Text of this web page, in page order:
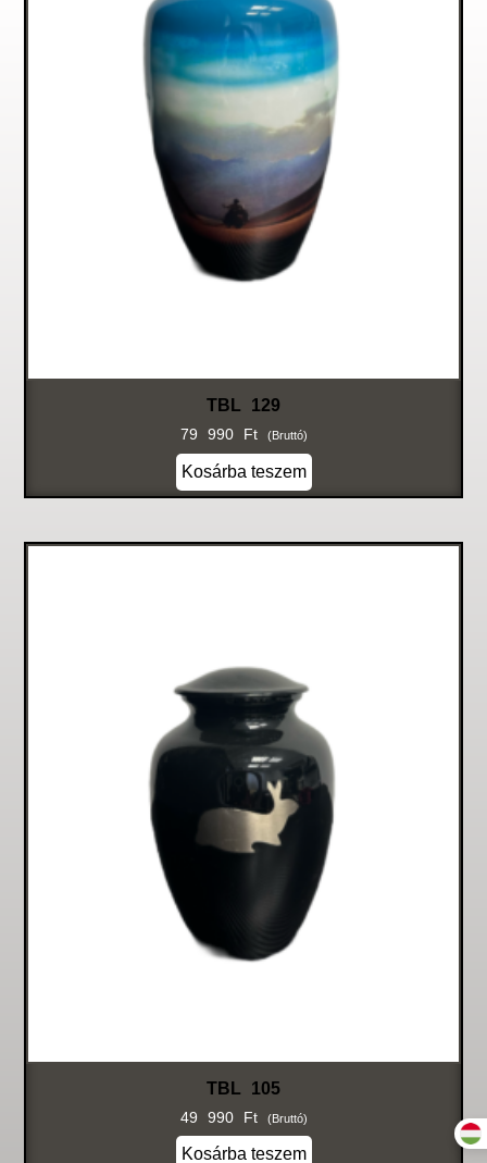
TBL 129
79 990 Ft (bruttó)
Kosárba teszem
TBL 105
49 990 Ft (bruttó)
Kosárba teszem